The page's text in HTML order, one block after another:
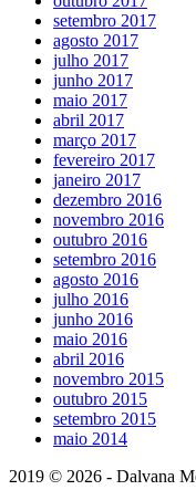
setembro 2017
agosto 2017
julho 2017
junho 2017
maio 2017
abril 2017
março 2017
fevereiro 2017
janeiro 2017
dezembro 2016
novembro 2016
outubro 2016
setembro 2016
agosto 2016
julho 2016
junho 2016
maio 2016
abril 2016
novembro 2015
outubro 2015
setembro 2015
maio 2014
2019 © 2026 - Dalvana